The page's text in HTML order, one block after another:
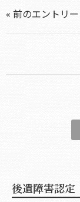
« 前のエントリー
後遺障害認定